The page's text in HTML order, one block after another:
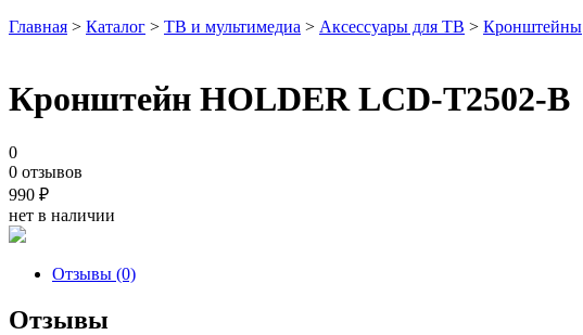
Главная > Каталог > ТВ и мультимедиа > Аксессуары для ТВ > Кронштейны
Кронштейн HOLDER LCD-T2502-B
0
0 отзывов
990 ₽
нет в наличии
Отзывы (0)
Отзывы